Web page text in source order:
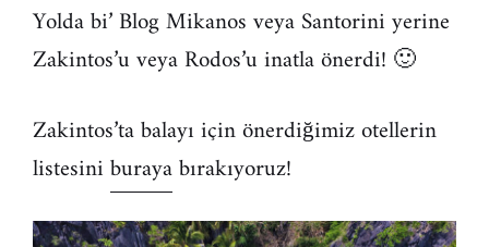
Yolda bi’ Blog Mikanos veya Santorini yerine
Zakintos’u veya Rodos’u inatla önerdi! 🙂
Zakintos’ta balayı için önerdiğimiz otellerin
listesiniburayabırakıyoruz!